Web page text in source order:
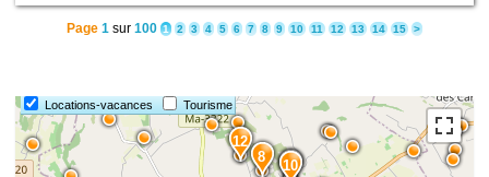
Page 1 sur 100 1 2 3 4 5 6 7 8 9 10 11 12 13 14 15 >
Locations-vacances Tourisme
12
11
10
8